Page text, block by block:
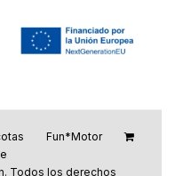
Fun*Motor
Todos los derechos